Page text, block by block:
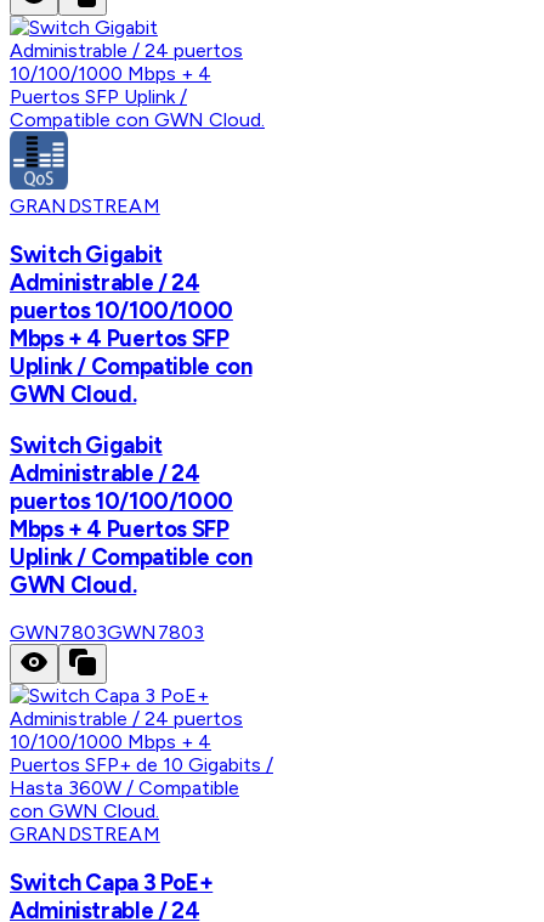
GRANDSTREAM
Switch Gigabit
Administrable / 24
puertos 10/100/1000
Mbps + 4 Puertos SFP
Uplink / Compatible con
GWN Cloud.
Switch Gigabit
Administrable / 24
puertos 10/100/1000
Mbps + 4 Puertos SFP
Uplink / Compatible con
GWN Cloud.
GWN7803GWN7803
GRANDSTREAM
Switch Capa 3 PoE+
Administrable / 24